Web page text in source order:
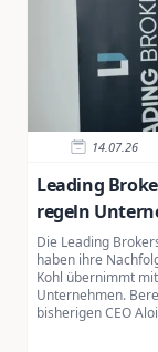
14.07.26
Leading
regeln
Die Leading
haben ihre
Kohl übernimmt
Unternehmen.
bisherigen CEO